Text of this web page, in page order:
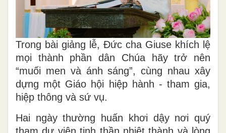
Trong bài giảng lễ, Đức cha Giuse khích lệ
mọi thành phần dân Chúa hãy trở nên
“muối men và ánh sáng”, cùng nhau xây
dựng một Giáo hội hiệp hành - tham gia,
hiệp thông và sứ vụ.
Hai ngày thường huấn khơi dậy nơi quý
tham dự viên tinh thần nhiệt thành và lòng